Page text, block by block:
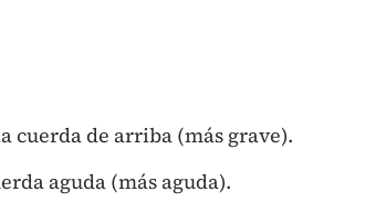
cuerda de arriba (más grave).
aguda (más aguda).